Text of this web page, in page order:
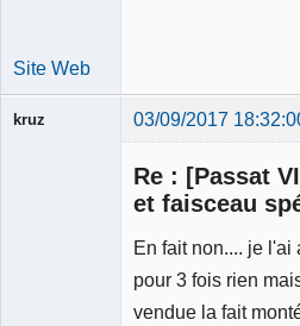
Site Web
kruz 03/09/2017
Re : [Passat
et faisceau
En fait non.... je
pour 3 fois rien
vendue la fait